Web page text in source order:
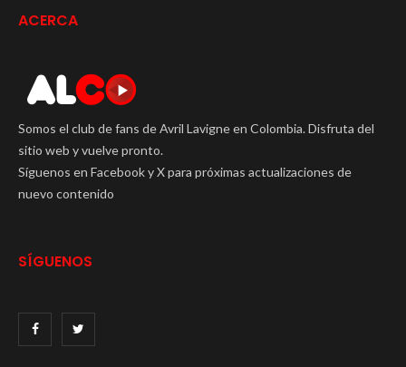
ACERCA
Somos el club de fans de Avril Lavigne en Colombia. Disfruta del
sitio web y vuelve pronto.
Síguenos en Facebook y X para próximas actualizaciones de
nuevo contenido
SÍGUENOS